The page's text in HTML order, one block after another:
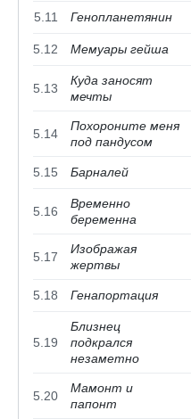
5.11 Генопланетянин
5.12 Мемуары гейша
5.13
Куда заносят
мечты
5.14
Похороните меня
под пандусом
5.15 Барналей
5.16
Временно
беременна
5.17
Изображая
жертвы
5.18 Генапортация
5.19
Близнец
подкрался
незаметно
5.20
Мамонт и
папонт